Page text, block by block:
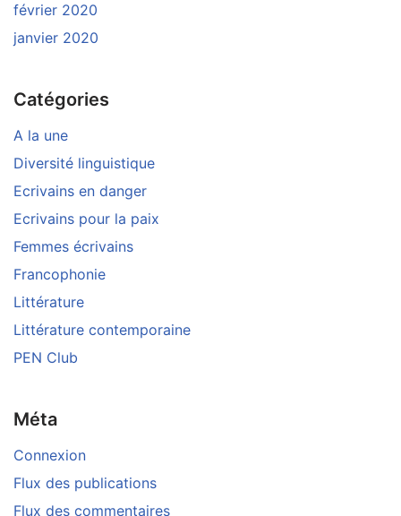
février 2020
janvier 2020
Catégories
A la une
Diversité linguistique
Ecrivains en danger
Ecrivains pour la paix
Femmes écrivains
Francophonie
Littérature
Littérature contemporaine
PEN Club
Méta
Connexion
Flux des publications
Flux des commentaires